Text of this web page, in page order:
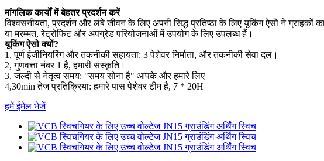
मांगलिक कार्यों में बेहतर प्रदर्शन करें
विश्वसनीयता, प्रदर्शन और लंबे जीवन के लिए अपनी सिद्ध प्रतिष्ठा के लिए यूकिंग ऐसो ने
या मरम्मत, रेट्रोफिट और अपग्रेड परियोजनाओं में उपयोग के लिए उपलब्ध हैं।
यूकिंग ऐसो क्यों?
1, पूर्ण इंजीनियरिंग और तकनीकी सहायता: 3 पेशेवर निर्माता, और तकनीकी सेवा दल।
2, गुणवत्ता नंबर 1 है, हमारी संस्कृति।
3, जल्दी से नेतृत्व समय: "समय सोना है" आपके और हमारे लिए
4,30min तेज प्रतिक्रिया: हमारे पास पेशेवर टीम है, 7 * 20H
हमें ईमेल भेजें